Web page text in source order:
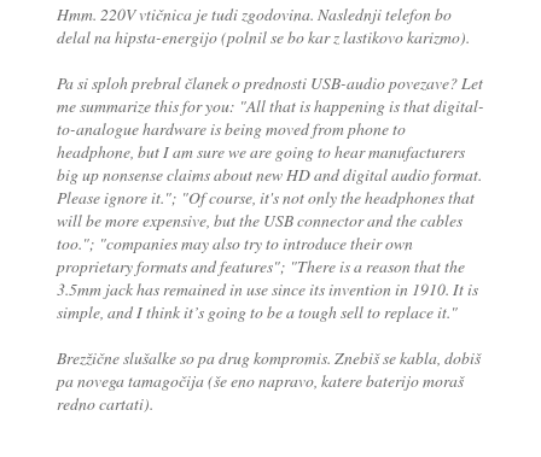
Hmm. 220V vtičnica je tudi zgodovina. Naslednji telefon bo
delal na hipsta-energijo (polnil se bo kar z lastikovo karizmo).
Pa si sploh prebral članek o prednosti USB-audio povezave? Let
me summarize this for you: "All that is happening is that digital-
to-analogue hardware is being moved from phone to
headphone, but I am sure we are going to hear manufacturers
big up nonsense claims about new HD and digital audio format.
Please ignore it."; "Of course, it's not only the headphones that
will be more expensive, but the USB connector and the cables
too."; "companies may also try to introduce their own
proprietary formats and features"; "There is a reason that the
3.5mm jack has remained in use since its invention in 1910. It is
simple, and I think it’s going to be a tough sell to replace it."
Brezžične slušalke so pa drug kompromis. Znebiš se kabla, dobiš
pa novega tamagočija (še eno napravo, katere baterijo moraš
redno cartati).